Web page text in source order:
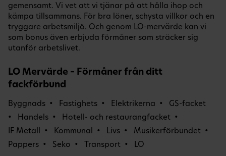
gemensamt. Vi vet att vi tjänar på att hålla ihop och
kämpa tillsammans. För bra löner, schysta villkor och en
tryggare arbetsmiljö. Och genom LO-mervärde kan vi
som bonus även erbjuda förmåner som sträcker sig
utanför arbetslivet.
LO Mervärde – Förmåner från ditt
fackförbund
Byggnads Fastighets Elektrikerna
GS-facket
Handels
Hotell- och restaurangfacket
IF Metall
Kommunal Livs
Musikerförbundet
Pappers
Seko Transport LO